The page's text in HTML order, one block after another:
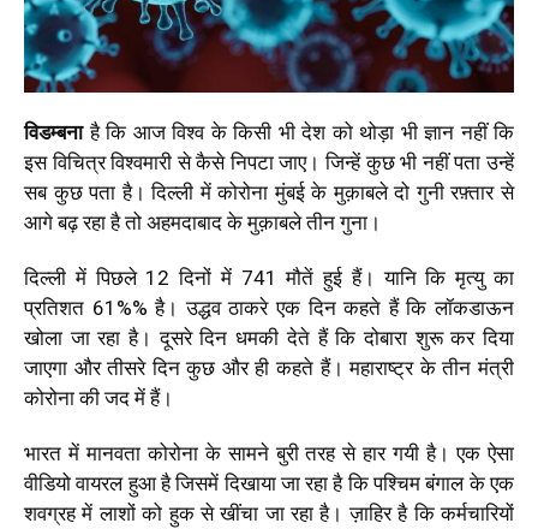
विडम्बनाहै कि आज विश्व के किसी भी देश को थोड़ा भी ज्ञान नहीं कि
इस विचित्र विश्वमारी से कैसे निपटा जाए। जिन्हें कुछ भी नहीं पता उन्हें
सब कुछ पता है। दिल्ली में कोरोना मुंबई के मुक़ाबले दो गुनी रफ़्तार से
आगे बढ़ रहा है तो अहमदाबाद के मुक़ाबले तीन गुना।
दिल्ली में पिछले 12 दिनों में 741 मौतें हुई हैं। यानि कि मृत्यु का
प्रतिशत 61%% है। उद्धव ठाकरे एक दिन कहते हैं कि लॉकडाऊन
खोला जा रहा है। दूसरे दिन धमकी देते हैं कि दोबारा शुरू कर दिया
जाएगा और तीसरे दिन कुछ और ही कहते हैं। महाराष्ट्र के तीन मंत्री
कोरोना की जद में हैं।
भारत में मानवता कोरोना के सामने बुरी तरह से हार गयी है। एक ऐसा
वीडियो वायरल हुआ है जिसमें दिखाया जा रहा है कि पश्चिम बंगाल के एक
शवग्रह में लाशों को हुक से खींचा जा रहा है। ज़ाहिर है कि कर्मचारियों